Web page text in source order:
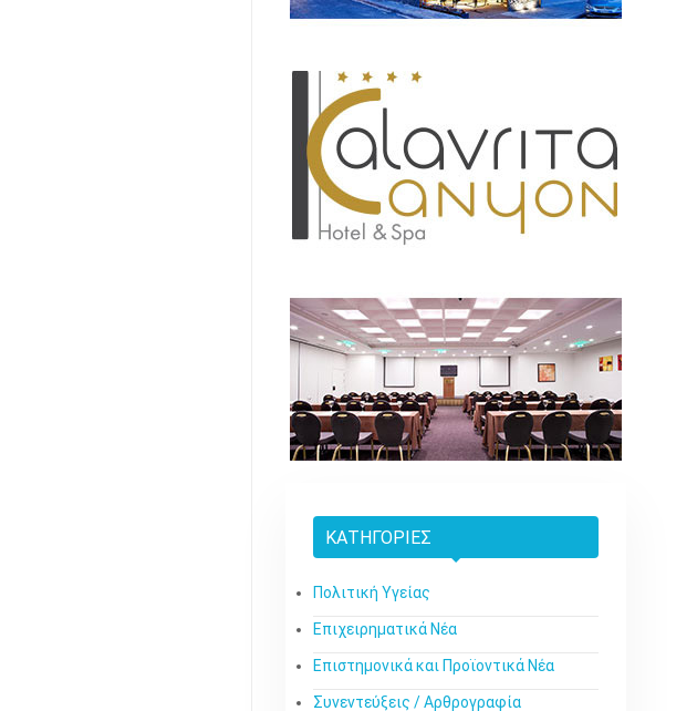
ΚΑΤΗΓΟΡΊΕΣ
Πολιτική Υγείας
Επιχειρηματικά Νέα
Επιστημονικά και Προϊοντικά Νέα
Συνεντεύξεις / Αρθρογραφία